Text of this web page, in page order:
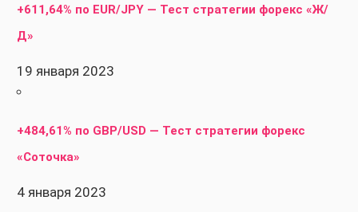
+611,64% по EUR/JPY — Тест стратегии форекс «Ж/
Д»
19 января 2023
+484,61% по GBP/USD — Тест стратегии форекс
«Соточка»
4 января 2023